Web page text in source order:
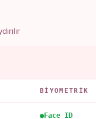
BIYOMETRIK
Face ID